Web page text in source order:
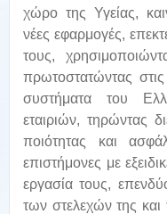
χώρο της Υγείας,
νέες εφαρμογές,
τους,
πρωτοστατώντας
συστήματα του
εταιριών, τηρώντας
ποιότητας και
επιστήμονες με
εργασία τους,
των στελεχών της και